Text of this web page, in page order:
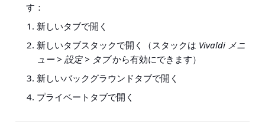
す：
新しいタブで開く
新しいタブスタックで開く
（スタックは Vivaldi メニ
ュー > 設定 > タブから有効にできます）
新しいバックグラウンドタブで開く
プライベートタブで開く